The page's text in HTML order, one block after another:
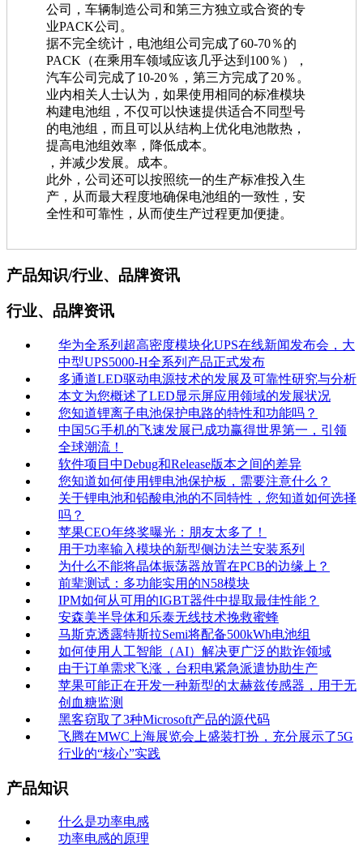
公司，车辆制造公司和第三方独立或合资的专
业PACK公司。
据不完全统计，电池组公司完成了60-70％的
PACK（在乘用车领域应该几乎达到100％），
汽车公司完成了10-20％，第三方完成了20％。
业内相关人士认为，如果使用相同的标准模块
构建电池组，不仅可以快速提供适合不同型号
的电池组，而且可以从结构上优化电池散热，
提高电池组效率，降低成本。
，并减少发展。成本。
此外，公司还可以按照统一的生产标准投入生
产，从而最大程度地确保电池组的一致性，安
全性和可靠性，从而使生产过程更加便捷。
产品知识/行业、品牌资讯
行业、品牌资讯
华为全系列超高密度模块化UPS在线新闻发布会，大
中型UPS5000-H全系列产品正式发布
多通道LED驱动电源技术的发展及可靠性研究与分析
本文为您概述了LED显示屏应用领域的发展状况
您知道锂离子电池保护电路的特性和功能吗？
中国5G手机的飞速发展已成功赢得世界第一，引领
全球潮流！
软件项目中Debug和Release版本之间的差异
您知道如何使用锂电池保护板，需要注意什么？
关于锂电池和铅酸电池的不同特性，您知道如何选择
吗？
苹果CEO年终奖曝光：朋友太多了！
用于功率输入模块的新型侧边法兰安装系列
为什么不能将晶体振荡器放置在PCB的边缘上？
前辈测试：多功能实用的N58模块
IPM如何从可用的IGBT器件中提取最佳性能？
安森美半导体和乐泰无线技术挽救蜜蜂
马斯克透露特斯拉Semi将配备500kWh电池组
如何使用人工智能（AI）解决更广泛的欺诈领域
由于订单需求飞涨，台积电紧急派遣协助生产
苹果可能正在开发一种新型的太赫兹传感器，用于无
创血糖监测
黑客窃取了3种Microsoft产品的源代码
飞腾在MWC上海展览会上盛装打扮，充分展示了5G
行业的“核心”实践
产品知识
什么是功率电感
功率电感的原理